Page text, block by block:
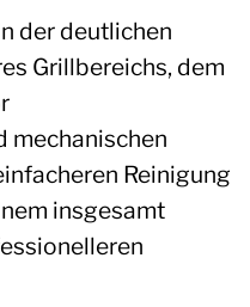
der deutlichen
Grillbereichs, dem
mechanischen
Reinigung
insgesamt